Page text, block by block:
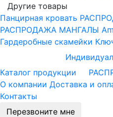
Другие товары
Панцирная кровать
РАСПРОДАЖА МАНГАЛЫ
Гардеробные скамейки
Каталог продукции
О компании Доставка и
Контакты
Перезвоните мне